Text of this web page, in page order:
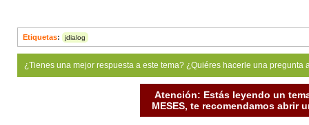
Etiquetas: jdialog
¿Tienes una mejor respuesta a este tema? ¿Quiéres hacerle una
Atención: Estás leyendo un
MESES, te recomendamos abrir